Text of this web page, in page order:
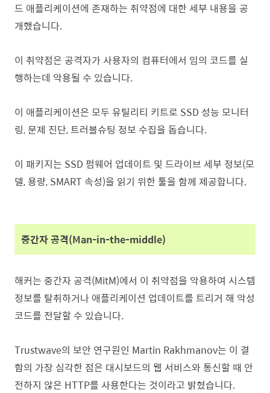
드 애플리케이션에 존재하는 취약점에 대한 세부 내용을 공
개했습니다.
이 취약점은 공격자가 사용자의 컴퓨터에서 임의 코드를 실
행하는데 악용될 수 있습니다.
이 애플리케이션은 모두 유틸리티 키트로 SSD 성능 모니터
링, 문제 진단, 트러블슈팅 정보 수집을 돕습니다.
이 패키지는 SSD 펌웨어 업데이트 및 드라이브 세부 정보(모
델, 용량, SMART 속성)을 읽기 위한 툴을 함께 제공합니다.
중간자 공격(Man-in-the-middle)
해커는 중간자 공격(MitM)에서 이 취약점을 악용하여 시스템
정보를 탈취하거나 애플리케이션 업데이트를 트리거 해 악성
코드를 전달할 수 있습니다.
Trustwave의 보안 연구원인 Martin Rakhmanov는 이 결
함의 가장 심각한 점은 대시보드의 웹 서비스와 통신할 때 안
전하지 않은 HTTP를 사용한다는 것이라고 밝혔습니다.